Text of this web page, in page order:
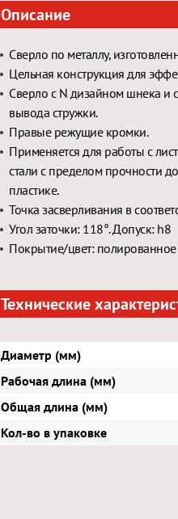
Описание
Сверло по металлу,
Цельная конструкция для
Сверло с N дизайном шнека и
вывода стружки.
Правые режущие кромки.
Применяется для работы с
стали с пределом прочности
пластике.
Точка засверливания в
Угол заточки: 118°. Допуск: h8
Покрытие/цвет:
Технические
Диаметр (мм)
Рабочая длина (мм)
Общая длина (мм)
Кол-во в упаковке